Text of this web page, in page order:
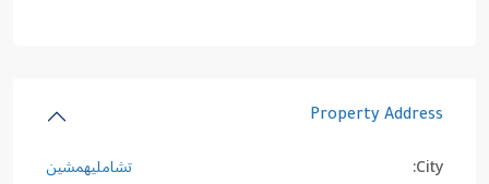
Property Address
City:
تشامليهمشين